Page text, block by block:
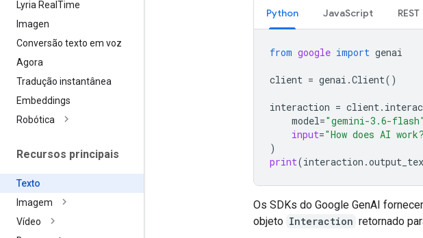
Lyria Real Time
Imagen
Conversão texto em voz
Agora
Tradução instantânea
Embeddings
Robótica
Recursos principais
Texto
Imagem
Vídeo
Python JavaScript REST
from google import genai
client = genai .Client()
interaction = client.
model="gemini-3.6-flash"
input="How does AI
)
print(interaction .
Os SDKs do Google GenAI
objeto Interaction retornado